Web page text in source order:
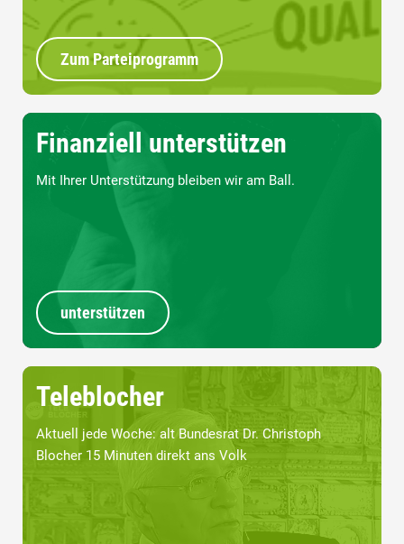
Zum Parteiprogramm
Finanziell unterstützen
Mit Ihrer Unterstützung bleiben wir am Ball.
unterstützen
Teleblocher
Aktuell jede Woche: alt Bundesrat Dr. Christoph
Blocher 15 Minuten direkt ans Volk